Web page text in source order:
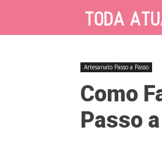
Artesanato Passo a Passo
Como
Passo